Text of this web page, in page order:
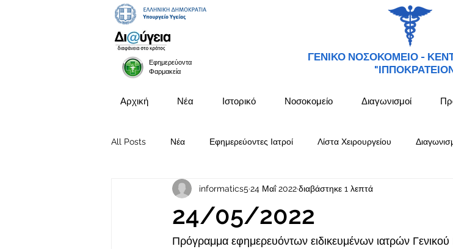
Εφημερεύοντα
Φαρμακεία
ΓΕΝΙΚΟ ΝΟΣΟΚΟΜΕΙΟ -
Αρχική Νέα Ιστορικό Νοσοκομείο Διαγωνισμοί
All Posts Νέα Εφημερεύοντες Ιατροί Λίστα Χειρουργείου
Προκηρύξεις Θέσεων
24/05/2022
informatics5 24 Μαΐ 2022διαβάστηκε 1 λεπτά
Πρόγραμμα εφημερευόντων ειδικευμένων ιατρών